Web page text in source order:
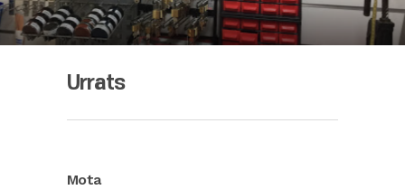
Urrats
Mota